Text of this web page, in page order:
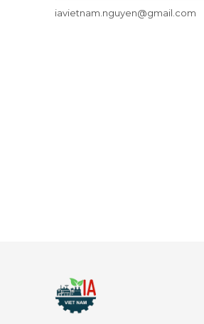
iavietnam.nguyen@gmail.com